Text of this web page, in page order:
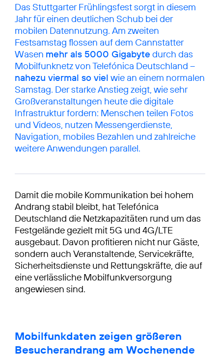
Das Stuttgarter Frühlingsfest sorgt in diesem
Jahr für einen deutlichen Schub bei der
mobilen Datennutzung. Am zweiten
Festsamstag flossen auf dem Cannstatter
Wasen mehr als 5000 Gigabyte durch das
Mobilfunknetz von Telefónica Deutschland –
nahezu viermal so viel wie an einem normalen
Samstag. Der starke Anstieg zeigt, wie sehr
Großveranstaltungen heute die digitale
Infrastruktur fordern: Menschen teilen Fotos
und Videos, nutzen Messengerdienste,
Navigation, mobiles Bezahlen und zahlreiche
weitere Anwendungen parallel.
Damit die mobile Kommunikation bei hohem
Andrang stabil bleibt, hat Telefónica
Deutschland die Netzkapazitäten rund um das
Festgelände gezielt mit 5G und 4G/LTE
ausgebaut. Davon profitieren nicht nur Gäste,
sondern auch Veranstaltende, Servicekräfte,
Sicherheitsdienste und Rettungskräfte, die auf
eine verlässliche Mobilfunkversorgung
angewiesen sind.
Mobilfunkdaten zeigen größeren
Besucherandrang am Wochenende